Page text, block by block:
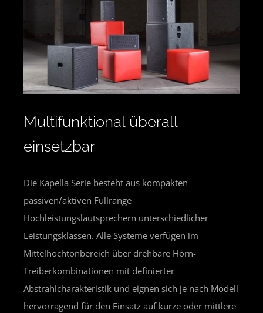
Multifunktional überall
einsetzbar
Die Kapella Serie besteht aus kompakten
passiven/aktiven Fullrange
Hochleistungslautsprechern unterschiedlicher
Leistungsklassen. Alle Systeme verfügen im
Mittelhochtonbereich über drehbare Horn-
Treiberkombinationen mit definierter
Abstrahlcharakteristik und eignen sich je nach Modell
hervorragend für den Einsatz auf kurze oder mittlere